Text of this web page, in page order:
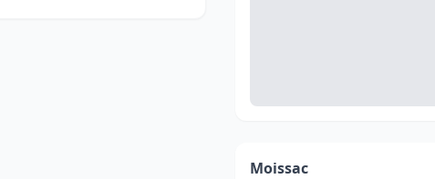
Moissac